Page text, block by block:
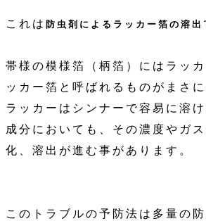
これは 防虫剤によるラッカー箔の溶出
帯様の模様箔（柄箔）にはラッ
ッカー箔と呼ばれるものがまさに
ラッカーはシンナーで容易に溶
成分においても、その濃度やガ
化、溶出が進む事があります。
このトラブルの予防法は多量の